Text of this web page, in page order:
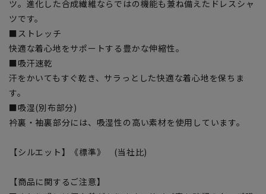
ツ。進化した合成繊維ならではの機能も兼ね備えたドレスシャ
ツです。
■ストレッチ
快適な着心地をサポートする豊かな伸縮性。
■吸汗速乾
汗をかいてもすぐ乾き、サラっとした快適な着心地を保ちま
す。
■吸湿(別布部分)
衿裏・袖裏部分には、吸湿性の高い素材を使用しています。
【シルエット】《標準》 (当社比)
【商品に関するご注意】